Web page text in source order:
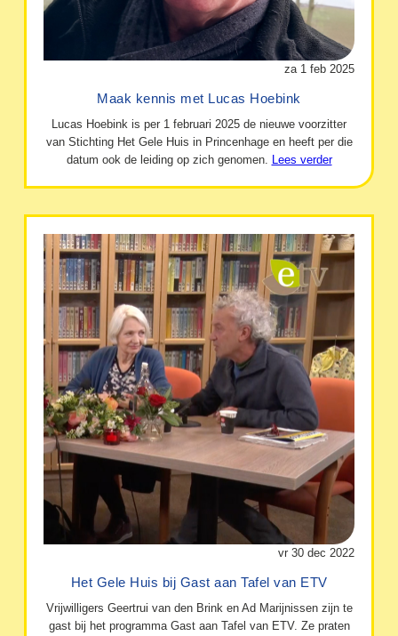
za 1 feb 2025
Maak kennis met Lucas Hoebink
Lucas Hoebink is per 1 februari 2025 de nieuwe voorzitter
van Stichting Het Gele Huis in Princenhage en heeft per die
datum ook de leiding op zich genomen. Lees verder
vr 30 dec 2022
Het Gele Huis bij Gast aan Tafel van ETV
Vrijwilligers Geertrui van den Brink en Ad Marijnissen zijn te
gast bij het programma Gast aan Tafel van ETV. Ze praten